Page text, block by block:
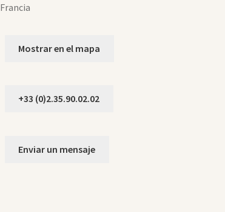
Francia
Mostrar en el mapa
+33 (0)2.35.90.02.02
Enviar un mensaje